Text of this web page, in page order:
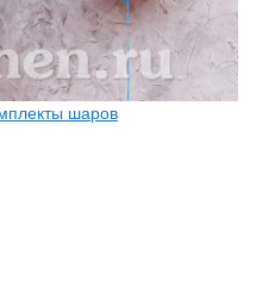
шаров